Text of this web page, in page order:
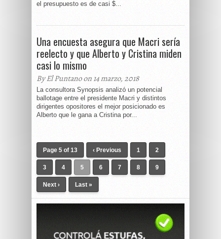
el presupuesto es de casi $...
Una encuesta asegura que Macri sería
reelecto y que Alberto y Cristina miden
casi lo mismo
By El Puntano on 14 marzo, 2018
La consultora Synopsis analizó un potencial
ballotage entre el presidente Macri y distintos
dirigentes opositores el mejor posicionado es
Alberto que le gana a Cristina por...
Page 5 of 13 ‹ Previous 1 2
3 4 5 6 7 8 9
Next › Last »